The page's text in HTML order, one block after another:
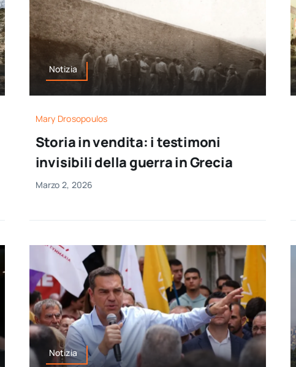
Notizia
Mary Drosopoulos
Storia in vendita: i testimoni
invisibili della guerra in Grecia
Marzo 2, 2026
Notizia